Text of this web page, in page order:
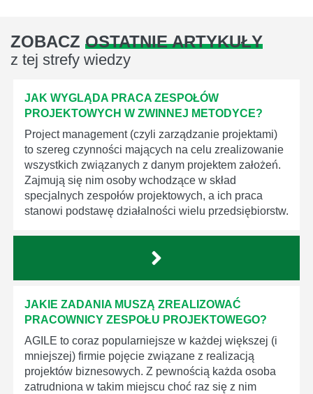
ZOBACZ OSTATNIE ARTYKUŁY
z tej strefy wiedzy
JAK WYGLĄDA PRACA ZESPOŁÓW
PROJEKTOWYCH W ZWINNEJ METODYCE?
Project management (czyli zarządzanie projektami)
to szereg czynności mających na celu zrealizowanie
wszystkich związanych z danym projektem założeń.
Zajmują się nim osoby wchodzące w skład
specjalnych zespołów projektowych, a ich praca
stanowi podstawę działalności wielu przedsiębiorstw.
JAKIE ZADANIA MUSZĄ ZREALIZOWAĆ
PRACOWNICY ZESPOŁU PROJEKTOWEGO?
AGILE to coraz popularniejsze w każdej większej (i
mniejszej) firmie pojęcie związane z realizacją
projektów biznesowych. Z pewnością każda osoba
zatrudniona w takim miejscu choć raz się z nim